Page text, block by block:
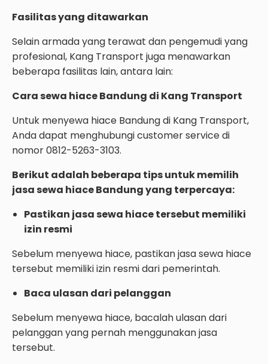
Fasilitas yang ditawarkan
Selain armada yang terawat dan pengemudi yang
profesional, Kang Transport juga menawarkan
beberapa fasilitas lain, antara lain:
Cara sewa hiace Bandung di Kang Transport
Untuk menyewa hiace Bandung di Kang Transport,
Anda dapat menghubungi customer service di
nomor 0812-5263-3103.
Berikut adalah beberapa tips untuk memilih
jasa sewa hiace Bandung yang terpercaya:
Pastikan jasa sewa hiace tersebut memiliki
izin resmi
Sebelum menyewa hiace, pastikan jasa sewa hiace
tersebut memiliki izin resmi dari pemerintah.
Baca ulasan dari pelanggan
Sebelum menyewa hiace, bacalah ulasan dari
pelanggan yang pernah menggunakan jasa
tersebut.